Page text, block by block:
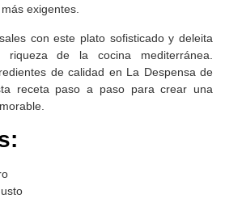
exigentes.
con este plato sofisticado y deleita
de la cocina mediterránea.
de calidad en La Despensa de
receta paso a paso para crear una